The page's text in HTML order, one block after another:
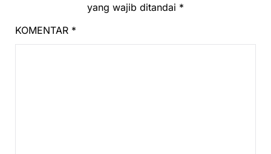
yang wajib ditandai *
KOMENTAR *